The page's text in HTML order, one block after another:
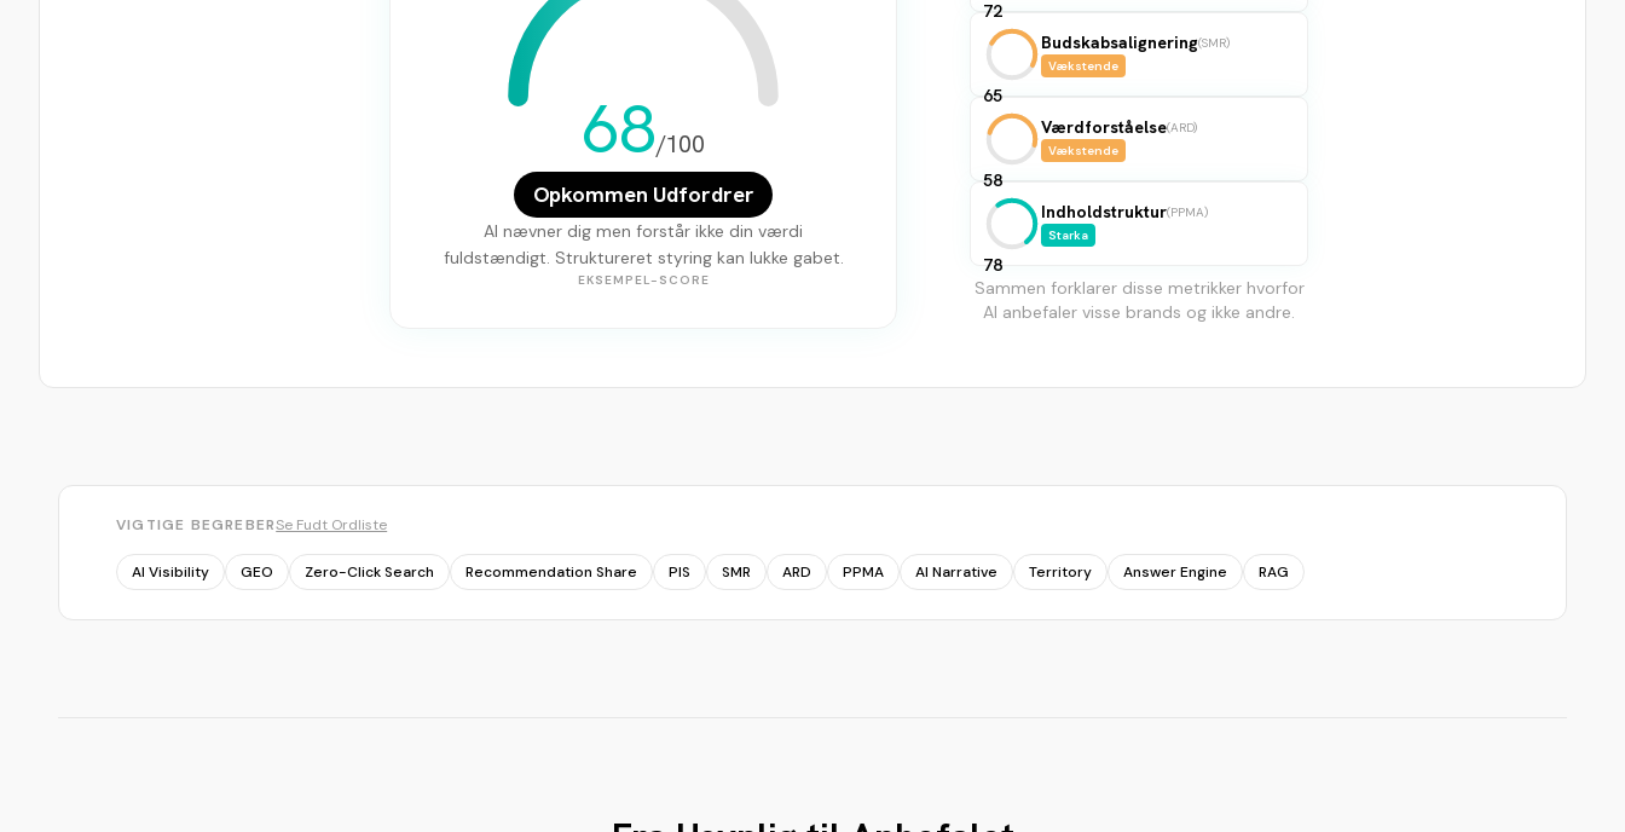
68/100
Opkommen Udfordrer
AI nævner dig men forstår ikke din værdi
fuldstændigt. Struktureret styring kan lukke gabet.
EKSEMPEL-SCORE
72
65
Budskabsalignering(SMR)
Vækstende
58
Værdforståelse(ARD)
Vækstende
78
Indholdstruktur(PPMA)
Starka
Sammen forklarer disse metrikker hvorfor
AI anbefaler visse brands og ikke andre.
VIGTIGE BEGREBERSe Fudt Ordliste
AI Visibility GEO Zero-Click Search Recommendation Share PIS SMR ARD PPMA AI Narrative Territory Answer Engine RAG